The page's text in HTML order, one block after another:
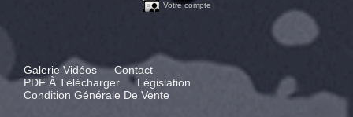
Votre compte
Galerie Vidéos
Contact
PDF À Télécharger
Législation
Condition Générale De Vente